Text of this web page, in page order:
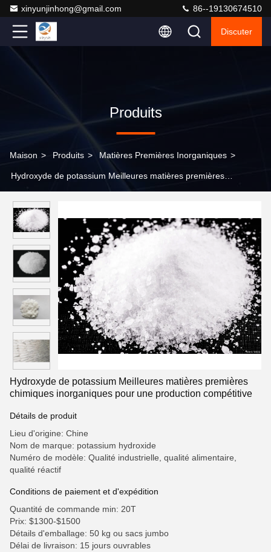
xinyunjinhong@gmail.com 86--19130674510
Discuter
Produits
Maison > Produits > Matières Premières Inorganiques >
Hydroxyde de potassium Meilleures matières premières
Hydroxyde de potassium Meilleures matières premières
chimiques inorganiques pour une production compétitive
Détails de produit
Lieu d'origine: Chine
Nom de marque: potassium hydroxide
Numéro de modèle: Qualité industrielle, qualité alimentaire,
qualité réactif
Conditions de paiement et d'expédition
Quantité de commande min: 20T
Prix: $1300-$1500
Détails d'emballage: 50 kg ou sacs jumbo
Délai de livraison: 15 jours ouvrables